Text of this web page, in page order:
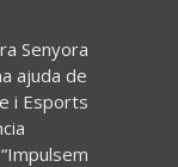
Senyora
ajuda de
i Esports